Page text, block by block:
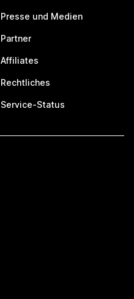
Presse und Medien
Partner
Affiliates
Rechtliches
Service-Status